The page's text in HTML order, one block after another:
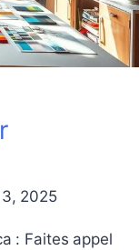
2025
: Faites appel